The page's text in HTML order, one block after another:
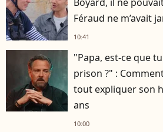
Féraud ne m’avait
10:41
"Papa, est-ce que
prison ?" :
tout expliquer son
ans
10:00